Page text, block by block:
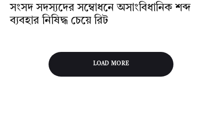
সংসদ সদস্যদের সম্বোধনে অসাংবিধানিক শব্দ
ব্যবহার নিষিদ্ধ চেয়ে রিট
LOAD MORE